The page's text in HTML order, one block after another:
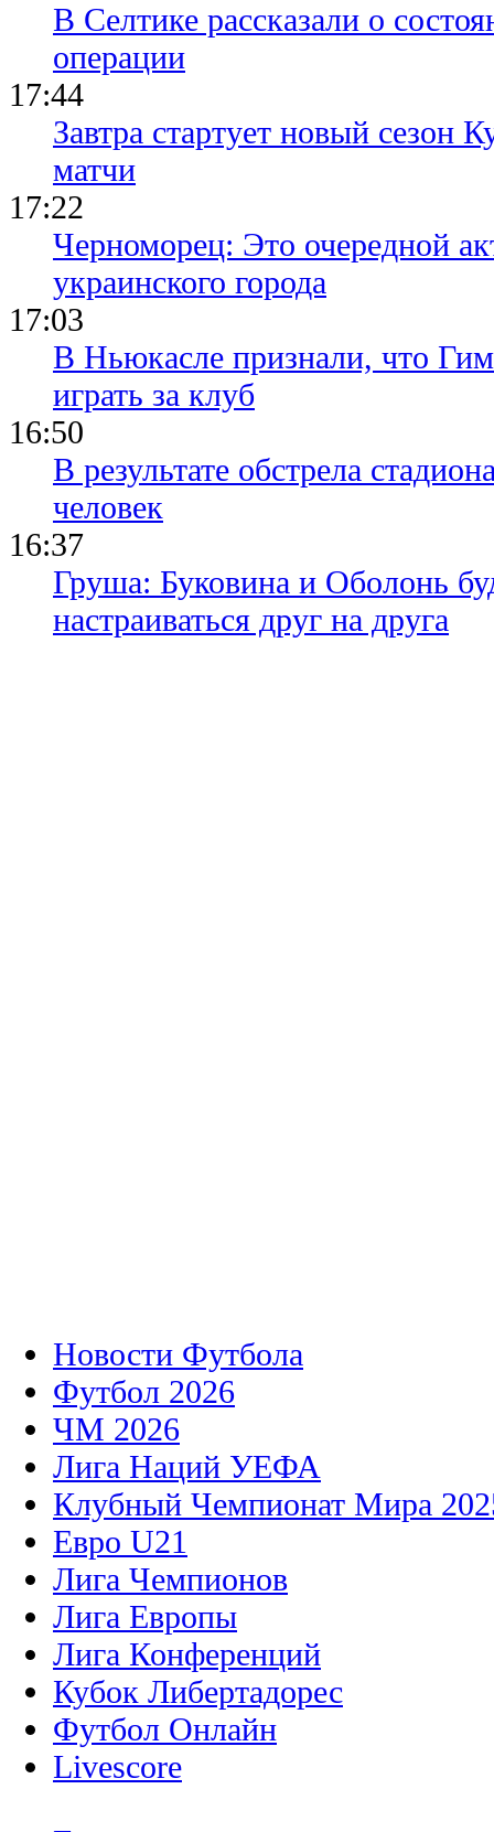
В Селтике рассказали о
операции
17:44
Завтра стартует новый сезон
матчи
17:22
Черноморец: Это очередной
украинского города
17:03
В Ньюкасле признали, что
играть за клуб
16:50
В результате обстрела
человек
16:37
Груша: Буковина и Оболонь
настраиваться друг на друга
Новости Футбола
Футбол 2026
ЧМ 2026
Лига Наций УЕФА
Клубный Чемпионат Мира
Евро U21
Лига Чемпионов
Лига Европы
Лига Конференций
Кубок Либертадорес
Футбол Онлайн
Livescore